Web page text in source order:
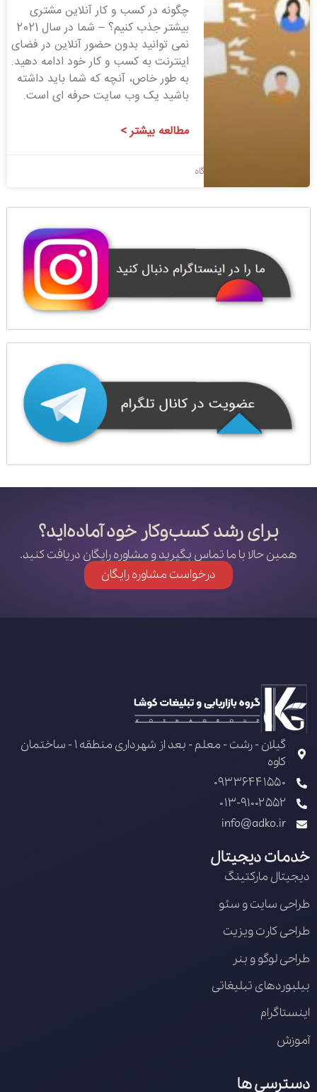
چگونه در کسب و کار آنلاین مشتری
بیشتر جذب کنیم؟ – شما در سال 2021
نمی توانید بدون حضور آنلاین در فضای
اینترنت به کسب و کار خود ادامه دهید.
به طور خاص، آنچه که شما باید داشته
باشید یک وب سایت حرفه ای است.
مطالعه بیشتر >
بدون دیدگاه
برای رشد کسب‌وکار خود آماده‌اید؟
همین حالا با ما تماس بگیرید و مشاوره رایگان دریافت کنید.
درخواست مشاوره رایگان
گیلان - رشت - معلم - بعد از شهرداری منطقه 1 - ساختمان
کاوه
09336441550
013-91002552
info@adko.ir
خدمات دیجیتال
دیجیتال مارکتینگ
طراحی سایت و سئو
طراحی کارت ویزیت
طراحی لوگو و بنر
بیلبوردهای تبلیغاتی
اینستاگرام
آموزش
دسترسی ها